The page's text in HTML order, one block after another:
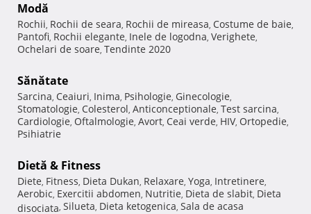
Modă
Rochii, Rochii de seara, Rochii de mireasa, Costume de baie,
Pantofi, Rochii elegante, Inele de logodna, Verighete,
Ochelari de soare, Tendinte 2020
Sănătate
Sarcina, Ceaiuri, Inima, Psihologie, Ginecologie,
Stomatologie, Colesterol, Anticonceptionale, Test sarcina,
Cardiologie, Oftalmologie, Avort, Ceai verde, HIV, Ortopedie,
Psihiatrie
Dietă & Fitness
Diete, Fitness, Dieta Dukan, Relaxare, Yoga, Intretinere,
Aerobic, Exercitii abdomen, Nutritie, Dieta de slabit, Dieta
disociata, Silueta, Dieta ketogenica, Sala de acasa